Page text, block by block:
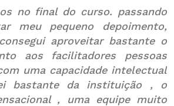
no final do curso. passando
meu pequeno depoimento,
aproveitar bastante o
aos facilitadores pessoas
uma capacidade intelectual
bastante da instituição , o
, uma equipe muito